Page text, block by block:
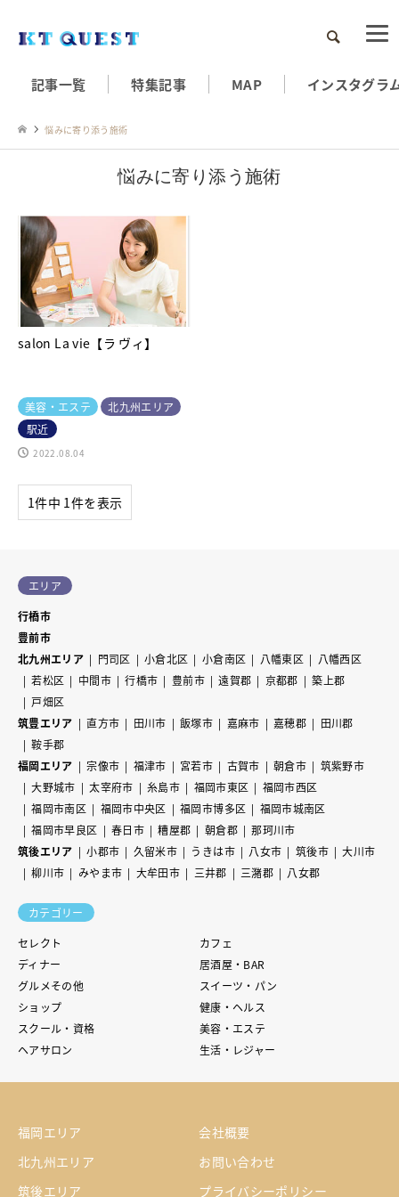
検索
記事一覧 特集記事 MAP インスタグラ
悩みに寄り添う施術
悩みに寄り添う施術
salon La vie【ラ ヴィ】
美容・エステ
北九州エリア
駅近
2022.08.04
1件中 1件を表示
エリア
行橋市
豊前市
北九州エリア
門司区 小倉北区 小倉南区 八幡東区
八幡西区
若松区
中間市 行橋市 豊前市 遠賀郡 京都郡
築上郡
戸畑区
筑豊エリア
直方市 田川市 飯塚市 嘉麻市 嘉穂郡
田川郡
鞍手郡
福岡エリア
宗像市 福津市 宮若市 古賀市 朝倉市
筑紫野市
大野城市
太宰府市 糸島市 福岡市東区
福岡市西区
福岡市南区
福岡市中央区 福岡市博多区
福岡市城南区
福岡市早良区
春日市 糟屋郡 朝倉郡
那珂川市
筑後エリア
小郡市 久留米市 うきは市 八女市 筑後市
大川市
柳川市
みやま市 大牟田市 三井郡 三潴郡 八女郡
カテゴリー
セレクト
カフェ
ディナー
居酒屋・BAR
グルメその他
スイーツ・パン
ショップ
健康・ヘルス
スクール・資格
美容・エステ
ヘアサロン
生活・レジャー
福岡エリア
北九州エリア
筑後エリア
会社概要
お問い合わせ
プライバシーポリシー